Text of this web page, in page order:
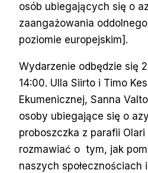
osób ubiegających się o
zaangażowania
poziomie europejskim].
Wydarzenie odbędzie się
14:00. Ulla Siirto i Timo
Ekumenicznej, Sanna
osoby ubiegające się o
proboszczka z parafii Olari
rozmawiać o tym, jak
naszych społecznościach